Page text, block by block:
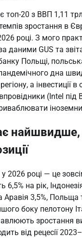
топ-20 з ВВП 1,11
зростання в
році. З мого
даними GUS та
Польщі,
дна
а інвестиції
(Intel
найшвидше,
2026 році — це
6,5% на рік,
Аравія 3,5%, Польща
боку пелотону
зростання
від рецесії